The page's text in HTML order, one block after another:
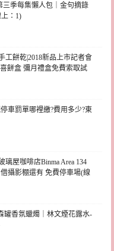
三季每集懶人包｜金句摘錄
：1)
工餅乾|2018新品上市記者會
餅盒 彌月禮盒免費索取試
車罰單哪裡繳?費用多少?東
屋咖啡店Binma Area 134
攝影棚還有 免費停車場(線
罐香氛蠟燭｜林文煙花露水-